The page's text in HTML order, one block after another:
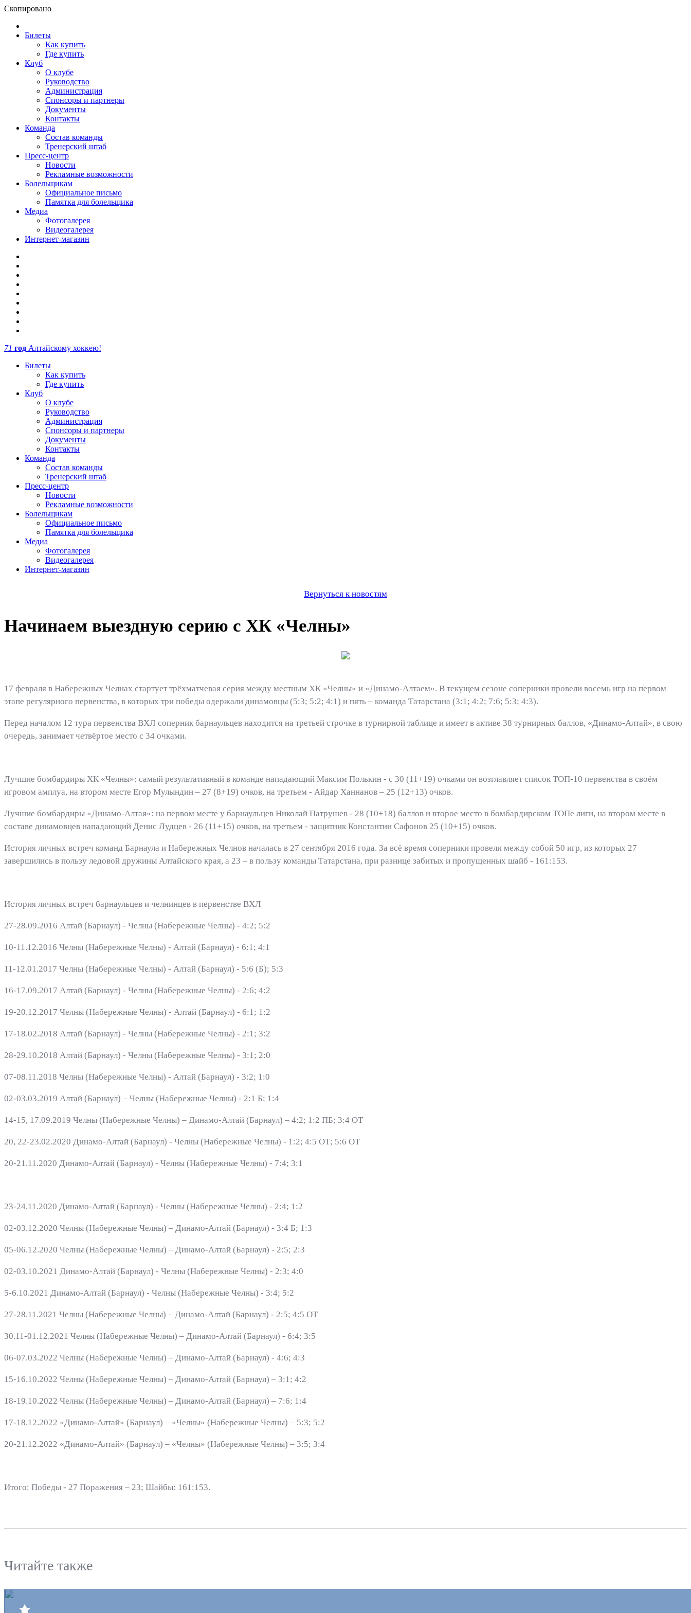
Скопировано
Билеты
Как купить
Где купить
Клуб
О клубе
Руководство
Администрация
Спонсоры и партнеры
Документы
Контакты
Команда
Состав команды
Тренерский штаб
Пресс-центр
Новости
Рекламные возможности
Болельщикам
Официальное письмо
Памятка для болельщика
Медиа
Фотогалерея
Видеогалерея
Интернет-магазин
71 год Алтайскому хоккею!
Билеты
Как купить
Где купить
Клуб
О клубе
Руководство
Администрация
Спонсоры и партнеры
Документы
Контакты
Команда
Состав команды
Тренерский штаб
Пресс-центр
Новости
Рекламные возможности
Болельщикам
Официальное письмо
Памятка для болельщика
Медиа
Фотогалерея
Видеогалерея
Интернет-магазин
Вернуться к новостям
Начинаем выездную серию с ХК «Челны»
17 февраля в Набережных Челнах стартует трёхматчевая серия между местным ХК «Челны» и «Динамо-Алтаем». В текущем сезоне соперники провели восемь игр на первом
этапе регулярного первенства, в которых три победы одержали динамовцы (5:3; 5:2; 4:1) и пять – команда Татарстана (3:1; 4:2; 7:6; 5:3; 4:3).
Перед началом 12 тура первенства ВХЛ соперник барнаульцев находится на третьей строчке в турнирной таблице и имеет в активе 38 турнирных баллов, «Динамо-Алтай», в свою
очередь, занимает четвёртое место с 34 очками.
Лучшие бомбардиры ХК «Челны»: самый результативный в команде нападающий Максим Полькин - с 30 (11+19) очками он возглавляет список ТОП-10 первенства в своём
игровом амплуа, на втором месте Егор Мулындин – 27 (8+19) очков, на третьем - Айдар Ханнанов – 25 (12+13) очков.
Лучшие бомбардиры «Динамо-Алтая»: на первом месте у барнаульцев Николай Патрушев - 28 (10+18) баллов и второе место в бомбардирском ТОПе лиги, на втором месте в
составе динамовцев нападающий Денис Лудцев - 26 (11+15) очков, на третьем - защитник Константин Сафонов 25 (10+15) очков.
История личных встреч команд Барнаула и Набережных Челнов началась в 27 сентября 2016 года. За всё время соперники провели между собой 50 игр, из которых 27
завершились в пользу ледовой дружины Алтайского края, а 23 – в пользу команды Татарстана, при разнице забитых и пропущенных шайб - 161:153.
История личных встреч барнаульцев и челнинцев в первенстве ВХЛ
27-28.09.2016 Алтай (Барнаул) - Челны (Набережные Челны) - 4:2; 5:2
10-11.12.2016 Челны (Набережные Челны) - Алтай (Барнаул) - 6:1; 4:1
11-12.01.2017 Челны (Набережные Челны) - Алтай (Барнаул) - 5:6 (Б); 5:3
16-17.09.2017 Алтай (Барнаул) - Челны (Набережные Челны) - 2:6; 4:2
19-20.12.2017 Челны (Набережные Челны) - Алтай (Барнаул) - 6:1; 1:2
17-18.02.2018 Алтай (Барнаул) - Челны (Набережные Челны) - 2:1; 3:2
28-29.10.2018 Алтай (Барнаул) - Челны (Набережные Челны) - 3:1; 2:0
07-08.11.2018 Челны (Набережные Челны) - Алтай (Барнаул) - 3:2; 1:0
02-03.03.2019 Алтай (Барнаул) – Челны (Набережные Челны) - 2:1 Б; 1:4
14-15, 17.09.2019 Челны (Набережные Челны) – Динамо-Алтай (Барнаул) – 4:2; 1:2 ПБ; 3:4 ОТ
20, 22-23.02.2020 Динамо-Алтай (Барнаул) - Челны (Набережные Челны) - 1:2; 4:5 ОТ; 5:6 ОТ
20-21.11.2020 Динамо-Алтай (Барнаул) - Челны (Набережные Челны) - 7:4; 3:1
23-24.11.2020 Динамо-Алтай (Барнаул) - Челны (Набережные Челны) - 2:4; 1:2
02-03.12.2020 Челны (Набережные Челны) – Динамо-Алтай (Барнаул) - 3:4 Б; 1:3
05-06.12.2020 Челны (Набережные Челны) – Динамо-Алтай (Барнаул) - 2:5; 2:3
02-03.10.2021 Динамо-Алтай (Барнаул) - Челны (Набережные Челны) - 2:3; 4:0
5-6.10.2021 Динамо-Алтай (Барнаул) - Челны (Набережные Челны) - 3:4; 5:2
27-28.11.2021 Челны (Набережные Челны) – Динамо-Алтай (Барнаул) - 2:5; 4:5 ОТ
30.11-01.12.2021 Челны (Набережные Челны) – Динамо-Алтай (Барнаул) - 6:4; 3:5
06-07.03.2022 Челны (Набережные Челны) – Динамо-Алтай (Барнаул) - 4:6; 4:3
15-16.10.2022 Челны (Набережные Челны) – Динамо-Алтай (Барнаул) – 3:1; 4:2
18-19.10.2022 Челны (Набережные Челны) – Динамо-Алтай (Барнаул) – 7:6; 1:4
17-18.12.2022 «Динамо-Алтай» (Барнаул) – «Челны» (Набережные Челны) – 5:3; 5:2
20-21.12.2022 «Динамо-Алтай» (Барнаул) – «Челны» (Набережные Челны) – 3:5; 3:4
Итого: Победы - 27 Поражения – 23; Шайбы: 161:153.
Читайте также
Клуб